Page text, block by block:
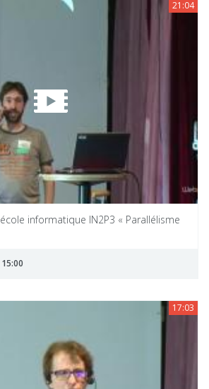
21:04
informatique IN2P3 « Parallélisme
17:03